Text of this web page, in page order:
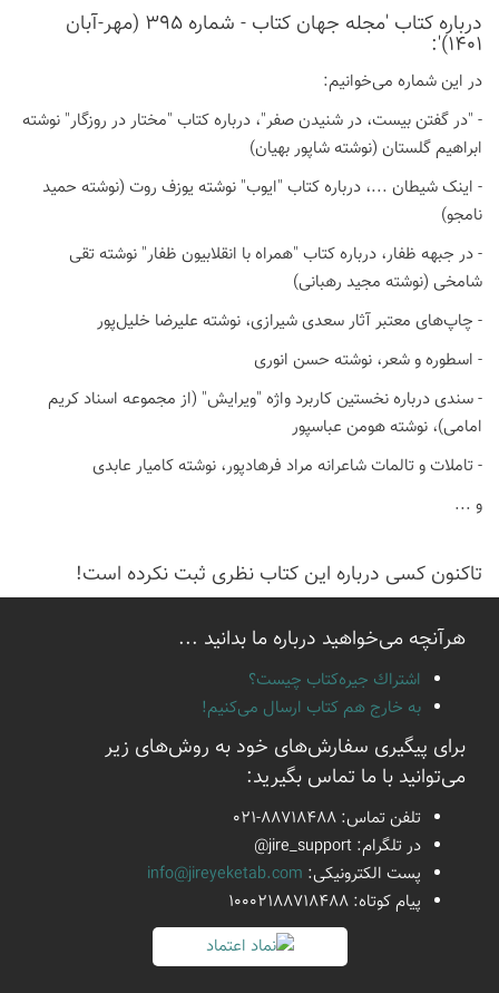
درباره كتاب 'مجله جهان کتاب - شماره 395 (مهر-آبان
1401)':
در این شماره می‌خوانیم:
- "در گفتن بیست، در شنیدن صفر"، درباره کتاب "مختار در روزگار" نوشته
ابراهیم گلستان (نوشته شاپور بهیان)
- اینک شیطان ...، درباره کتاب "ایوب" نوشته یوزف روت (نوشته حمید
نامجو)
- در جبهه ظفار، درباره کتاب "همراه با انقلابیون ظفار" نوشته تقی
شامخی (نوشته مجید رهبانی)
- چاپ‌های معتبر آثار سعدی شیرازی، نوشته علیرضا خلیل‌پور
- اسطوره و شعر، نوشته حسن انوری
- سندی درباره نخستین کاربرد واژه "ویرایش" (از مجموعه اسناد کریم
امامی)، نوشته هومن عباسپور
- تاملات و تالمات شاعرانه مراد فرهادپور، نوشته کامیار عابدی
و ...
تاكنون كسی درباره این كتاب نظری ثبت نكرده است!
هرآنچه می‌خواهید درباره ما بدانید ...
اشتراك جيره‌كتاب چيست؟
به خارج هم كتاب ارسال می‌كنیم!
برای پیگیری سفارش‌های خود به روش‌های زیر
می‌توانید با ما تماس بگیرید:
تلفن تماس: 021-88718488
در تلگرام: @jire_support
پست الكترونیكی: info@jireyeketab.com
پیام كوتاه: 10002188718488